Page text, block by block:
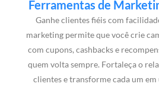
Ferramentas de
Ganhe clientes fiéis com
marketing permite que você crie
com cupons, cashbacks e
quem volta sempre. Fortaleça o
clientes e transforme cada um